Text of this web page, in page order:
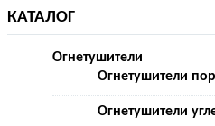
КАТАЛОГ
Огнетушители
Огнетушители
Огнетушители